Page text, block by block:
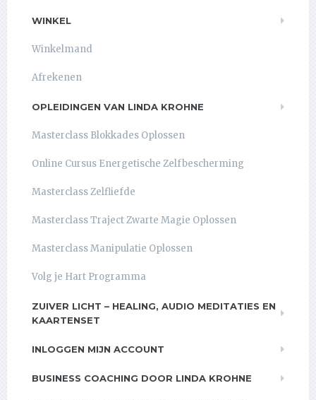
WINKEL
Winkelmand
Afrekenen
OPLEIDINGEN VAN LINDA KROHNE
Masterclass Blokkades Oplossen
Online Cursus Energetische Zelfbescherming
Masterclass Zelfliefde
Masterclass Traject Zwarte Magie Oplossen
Masterclass Manipulatie Oplossen
Volg je Hart Programma
ZUIVER LICHT – HEALING, AUDIO MEDITATIES EN
KAARTENSET
INLOGGEN MIJN ACCOUNT
BUSINESS COACHING DOOR LINDA KROHNE